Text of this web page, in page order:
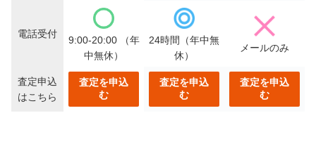
電話受付
9:00-20:00（年
中無休）
24時間（年中無
休）
メールのみ
査定申込
はこちら
査定を申込
む
査定を申込
む
査定を申込
む